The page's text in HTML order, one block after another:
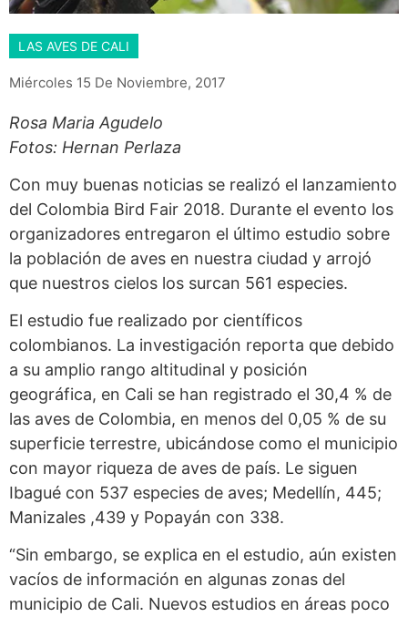
LAS AVES DE CALI
Miércoles 15 De Noviembre, 2017
Rosa Maria Agudelo
Fotos: Hernan Perlaza
Con muy buenas noticias se realizó el lanzamiento
del Colombia Bird Fair 2018. Durante el evento los
organizadores entregaron el último estudio sobre
la población de aves en nuestra ciudad y arrojó
que nuestros cielos los surcan 561 especies.
El estudio fue realizado por científicos
colombianos. La investigación reporta que debido
a su amplio rango altitudinal y posición
geográfica, en Cali se han registrado el 30,4 % de
las aves de Colombia, en menos del 0,05 % de su
superficie terrestre, ubicándose como el municipio
con mayor riqueza de aves de país. Le siguen
Ibagué con 537 especies de aves; Medellín, 445;
Manizales ,439 y Popayán con 338.
“Sin embargo, se explica en el estudio, aún existen
vacíos de información en algunas zonas del
municipio de Cali. Nuevos estudios en áreas poco